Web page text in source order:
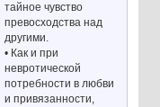
тайное чувство
превосходства над
другими.
• Как и при
невротической
потребности в любви
и привязанности,